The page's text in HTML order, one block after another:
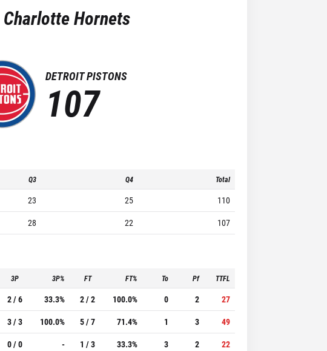
Charlotte Hornets
DETROIT PISTONS
107
Q3 Q4 Total
23 25
110
28 22 107
3P 3P% FT FT% To Pf TTFL
2 / 6 33.3% 2 / 2 100.0% 0 2
27
3 / 3 100.0% 5 / 7 71.4% 1 3
49
0 / 0 - 1 / 3 33.3% 3 2
22